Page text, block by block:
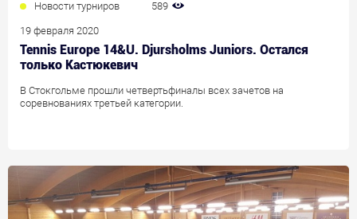
Новости турниров 589
19 февраля 2020
Tennis Europe 14&U. Djursholms Juniors. Остался
только Кастюкевич
В Стокгольме прошли четвертьфиналы всех зачетов на
соревнованиях третьей категории.